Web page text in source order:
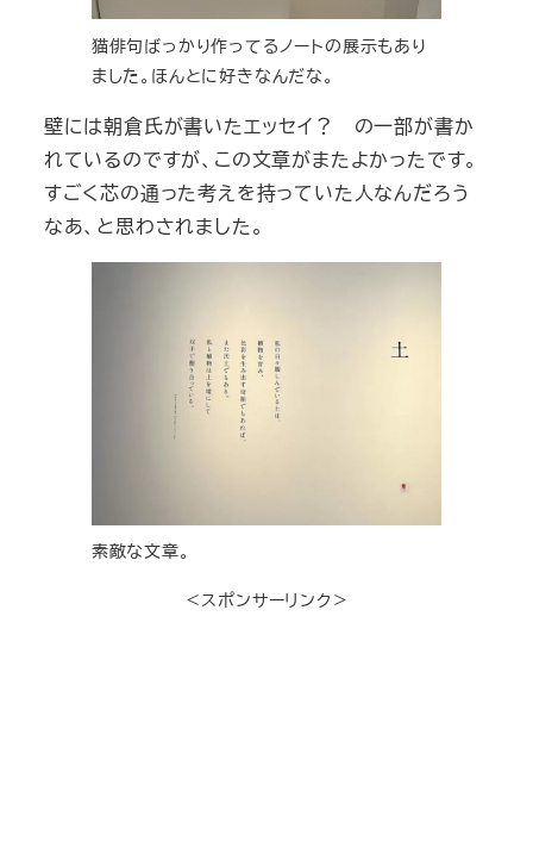
猫俳句ばっかり作ってるノートの展示もあり
ました。ほんとに好きなんだな。
壁には朝倉氏が書いたエッセイ？ の一部が書か
れているのですが、この文章がまたよかったです。
すごく芯の通った考えを持っていた人なんだろう
なあ、と思わされました。
素敵な文章。
＜スポンサーリンク＞